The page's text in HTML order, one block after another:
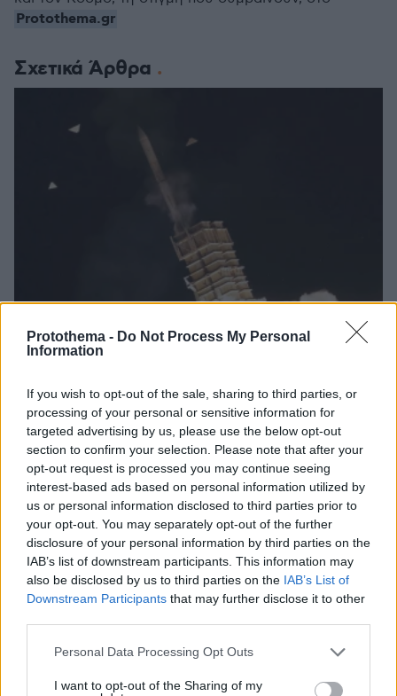
Protothema - Do Not Process My Personal
Information
If you wish to opt-out of the sale, sharing to third parties, or
processing of your personal or sensitive information for
targeted advertising by us, please use the below opt-out
section to confirm your selection. Please note that after your
opt-out request is processed you may continue seeing
interest-based ads based on personal information utilized by
us or personal information disclosed to third parties prior to
your opt-out. You may separately opt-out of the further
disclosure of your personal information by third parties on the
IAB’s list of downstream participants. This information may
also be disclosed by us to third parties on the IAB’s List of
Downstream Participants that may further disclose it to other
Please note that this website/app uses one or more Google
not limited to your visit or usage behaviour. You may click to
Personal Data Processing Opt Outs
I want to opt-out of the Sharing of my
Σχετικά Άρθρα
Σειρήνες σε Μπαχρέιν, Κουβέιτ και Κατάρ μετά τις απειλές
του Ιράν για «συντριπτική» απάντηση στα αμερικανικά
πλήγματα
09.07.2026, 04:25
Protothema.gr